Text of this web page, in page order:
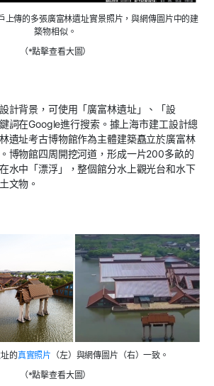
上傳的多張廣富林遺址實景照片，與網傳圖片中的建
築物相似。
（*點擊查看大圖）
計背景，可使用「廣富林遺址」、「設
詞在Google進行搜索。據上海市建工設計總
遺址考古博物館作為主體建築矗立於廣富林
博物館四周開挖河道，形成一片200多畝的
水中「漂浮」，整個館分水上觀光台和水下
文物。
的真實照片 （左）與網傳圖片（右）一致。
（*點擊查看大圖）